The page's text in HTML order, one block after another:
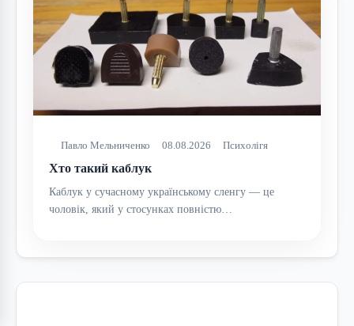
Павло Мельниченко 08.08.2026 Психолігя
Хто такий каблук
Каблук у сучасному українському сленгу — це
чоловік, який у стосунках повністю…